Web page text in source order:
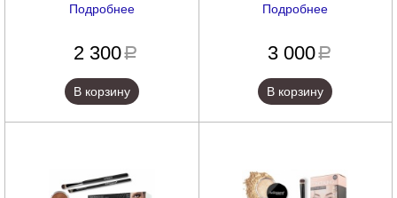
(Contour & Highlight Pro Palette),
Подробнее
2 300a
В корзину
Shimmer Powder - Pandera),
Подробнее
3 000a
В корзину